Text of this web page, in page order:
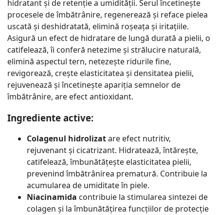
hidratant și de retenție a umidității. Serul încetinește
procesele de îmbătrânire, regenerează și reface pielea
uscată și deshidratată, elimină roșeața și iritațiile.
Asigură un efect de hidratare de lungă durată a pielii, o
catifelează, îi conferă netezime și strălucire naturală,
elimină aspectul tern, netezește ridurile fine,
revigorează, crește elasticitatea și densitatea pielii,
rejuvenează și încetinește apariția semnelor de
îmbătrânire, are efect antioxidant.
Ingrediente active:
Colagenul hidrolizatare efect nutritiv,
rejuvenant și cicatrizant. Hidratează, întărește,
catifelează, îmbunătățește elasticitatea pielii,
prevenind îmbătrânirea prematură. Contribuie la
acumularea de umiditate în piele.
Niacinamida contribuie la stimularea sintezei de
colagen și la îmbunătățirea funcțiilor de protecție